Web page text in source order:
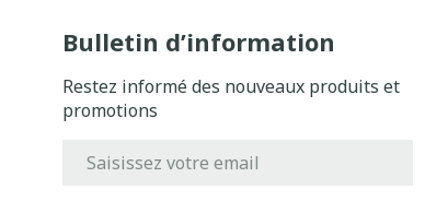
Bulletin d’information
Restez informé des nouveaux produits et
promotions